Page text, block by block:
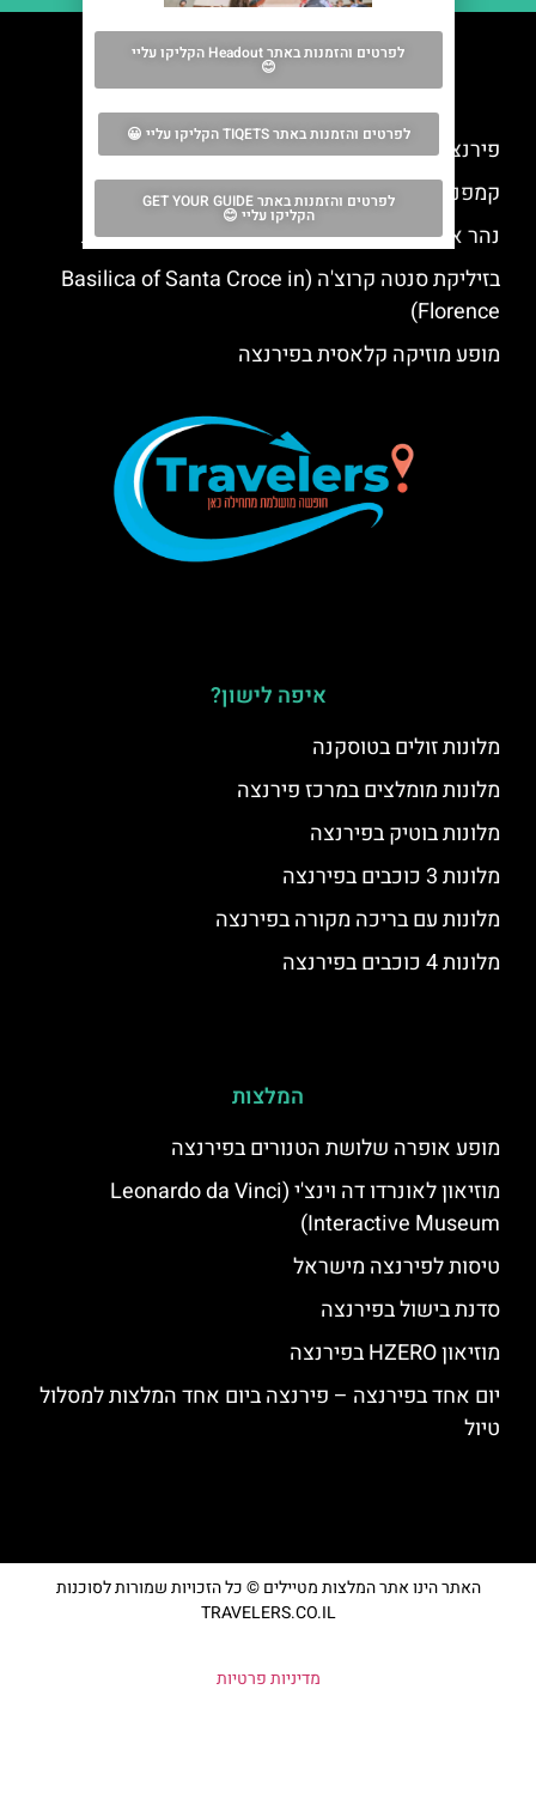
מה אסור לפספס
פירנצה בכריסמס – חג המולד בפירנצה
קמפנילה די ג'וטו – מגדל הפעמונים של פירנצה
נהר ארנו פירנצה – שייט, טיולים, סיורים והמלצות
בזיליקת סנטה קרוצ'ה (Basilica of Santa Croce in
Florence)
מופע מוזיקה קלאסית בפירנצה
איפה לישון?
מלונות זולים בטוסקנה
מלונות מומלצים במרכז פירנצה
מלונות בוטיק בפירנצה
מלונות 3 כוכבים בפירנצה
מלונות עם בריכה מקורה בפירנצה
מלונות 4 כוכבים בפירנצה
המלצות
מופע אופרה שלושת הטנורים בפירנצה
מוזיאון לאונרדו דה וינצ'י (Leonardo da Vinci
Interactive Museum)
טיסות לפירנצה מישראל
סדנת בישול בפירנצה
מוזיאון HZERO בפירנצה
יום אחד בפירנצה – פירנצה ביום אחד המלצות למסלול
טיול
האתר הינו אתר המלצות מטיילים © כל הזכויות שמורות לסוכנות
TRAVELERS.CO.IL
מדיניות פרטיות
לפרטים והזמנות באתר Headout הקליקו עליי
😊
לפרטים והזמנות באתר TIQETS הקליקו עליי 😀
לפרטים והזמנות באתר GET YOUR GUIDE
הקליקו עליי 😊